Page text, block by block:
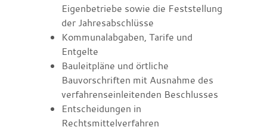
Eigenbetriebe sowie die Feststellung
der Jahresabschlüsse
Kommunalabgaben, Tarife und
Entgelte
Bauleitpläne und örtliche
Bauvorschriften mit Ausnahme des
verfahrenseinleitenden Beschlusses
Entscheidungen in
Rechtsmittelverfahren